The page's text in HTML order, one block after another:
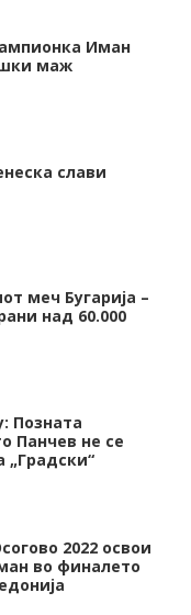
Иман
маж
слави
меч Бугарија –
над 60.000
Позната
Панчев не се
„Градски“
2022 освои
во финалето